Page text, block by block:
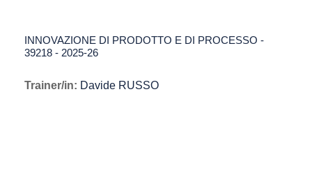
INNOVAZIONE DI PRODOTTO E DI PROCESSO -
39218 - 2025-26
Trainer/in: Davide RUSSO